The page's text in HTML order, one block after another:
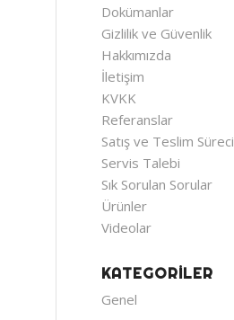
Dokümanlar
Gizlilik ve Güvenlik
Hakkımızda
İletişim
KVKK
Referanslar
Satış ve Teslim Süreci
Servis Talebi
Sık Sorulan Sorular
Ürünler
Videolar
KATEGORILER
Genel